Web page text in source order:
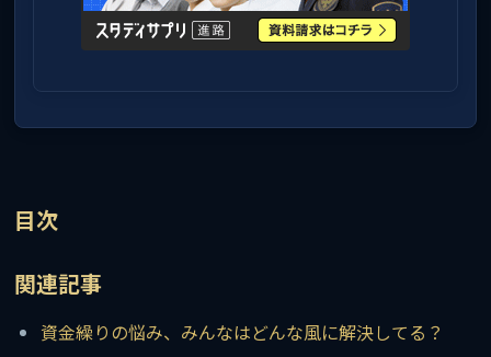
目次
関連記事
資金繰りの悩み、みんなはどんな風に解決してる？